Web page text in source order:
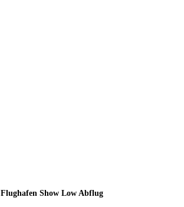
Flughafen Show Low Abflug